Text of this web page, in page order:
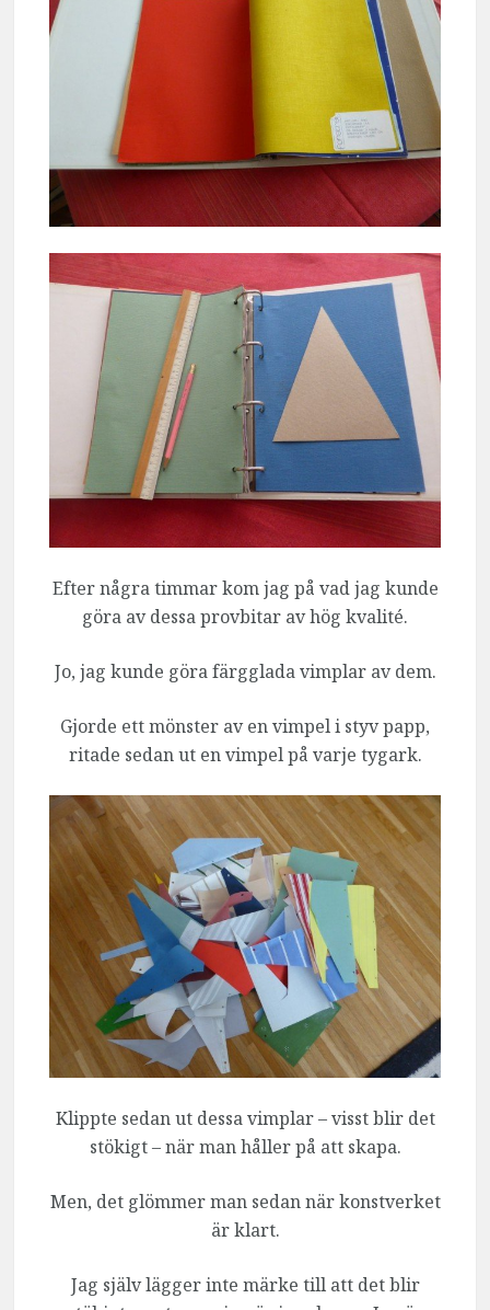
Efter några timmar kom jag på vad jag kunde
göra av dessa provbitar av hög kvalité.
Jo, jag kunde göra färgglada vimplar av dem.
Gjorde ett mönster av en vimpel i styv papp,
ritade sedan ut en vimpel på varje tygark.
Klippte sedan ut dessa vimplar – visst blir det
stökigt – när man håller på att skapa.
Men, det glömmer man sedan när konstverket
är klart.
Jag själv lägger inte märke till att det blir